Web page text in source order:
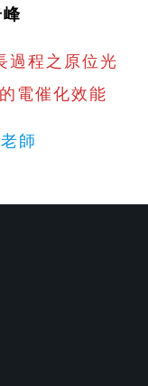
過程之原位光
電催化效能
師